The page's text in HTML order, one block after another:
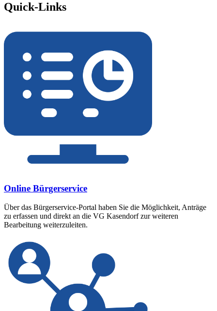
Quick-Links
Online Bürgerservice
Über das Bürgerservice-Portal haben Sie die Möglichkeit, Anträge
zu erfassen und direkt an die VG Kasendorf zur weiteren
Bearbeitung weiterzuleiten.